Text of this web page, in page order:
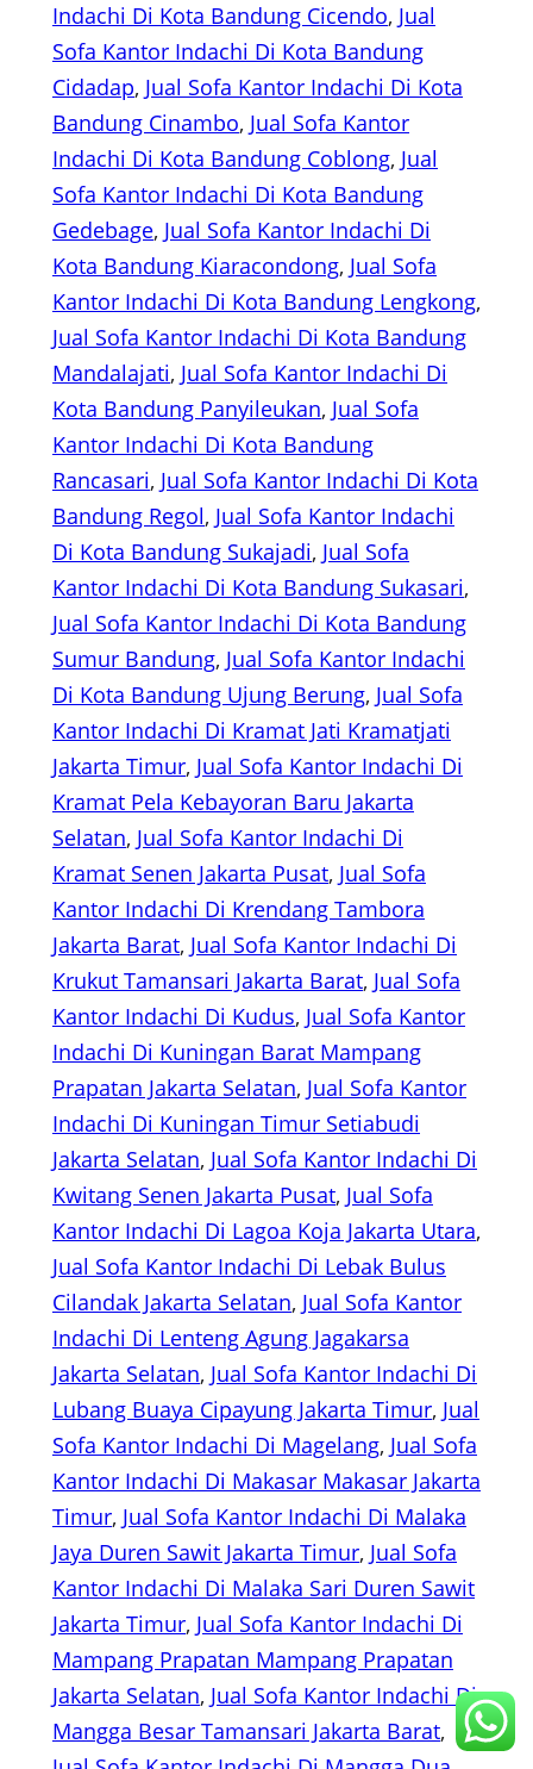
Indachi Di Kota Bandung Cicendo, Jual
Sofa Kantor Indachi Di Kota Bandung
Cidadap, Jual Sofa Kantor Indachi Di Kota
Bandung Cinambo, Jual Sofa Kantor
Indachi Di Kota Bandung Coblong, Jual
Sofa Kantor Indachi Di Kota Bandung
Gedebage, Jual Sofa Kantor Indachi Di
Kota Bandung Kiaracondong, Jual Sofa
Kantor Indachi Di Kota Bandung Lengkong
Jual Sofa Kantor Indachi Di Kota Bandung
Mandalajati, Jual Sofa Kantor Indachi Di
Kota Bandung Panyileukan, Jual Sofa
Kantor Indachi Di Kota Bandung
Rancasari, Jual Sofa Kantor Indachi Di Kota
Bandung Regol, Jual Sofa Kantor Indachi
Di Kota Bandung Sukajadi, Jual Sofa
Kantor Indachi Di Kota Bandung Sukasari
Jual Sofa Kantor Indachi Di Kota Bandung
Sumur Bandung, Jual Sofa Kantor Indachi
Di Kota Bandung Ujung Berung, Jual Sofa
Kantor Indachi Di Kramat Jati Kramatjati
Jakarta Timur, Jual Sofa Kantor Indachi Di
Kramat Pela Kebayoran Baru Jakarta
Selatan, Jual Sofa Kantor Indachi Di
Kramat Senen Jakarta Pusat, Jual Sofa
Kantor Indachi Di Krendang Tambora
Jakarta Barat, Jual Sofa Kantor Indachi Di
Krukut Tamansari Jakarta Barat, Jual Sofa
Kantor Indachi Di Kudus, Jual Sofa Kantor
Indachi Di Kuningan Barat Mampang
Prapatan Jakarta Selatan, Jual Sofa Kantor
Indachi Di Kuningan Timur Setiabudi
Jakarta Selatan, Jual Sofa Kantor Indachi Di
Kwitang Senen Jakarta Pusat, Jual Sofa
Kantor Indachi Di Lagoa Koja Jakarta Utara
Jual Sofa Kantor Indachi Di Lebak Bulus
Cilandak Jakarta Selatan, Jual Sofa Kantor
Indachi Di Lenteng Agung Jagakarsa
Jakarta Selatan, Jual Sofa Kantor Indachi Di
Lubang Buaya Cipayung Jakarta Timur, Jual
Sofa Kantor Indachi Di Magelang, Jual Sofa
Kantor Indachi Di Makasar Makasar Jakarta
Timur, Jual Sofa Kantor Indachi Di Malaka
Jaya Duren Sawit Jakarta Timur, Jual Sofa
Kantor Indachi Di Malaka Sari Duren Sawit
Jakarta Timur, Jual Sofa Kantor Indachi Di
Mampang Prapatan Mampang Prapatan
Jakarta Selatan, Jual Sofa Kantor Indachi Di
Mangga Besar Tamansari Jakarta Barat